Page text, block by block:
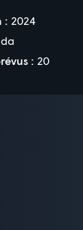
: 2024
: 20